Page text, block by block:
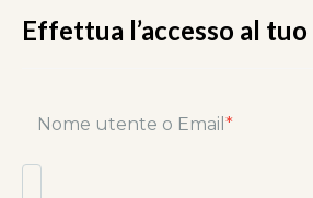
Effettua l’accesso al
Nome utente o Email *